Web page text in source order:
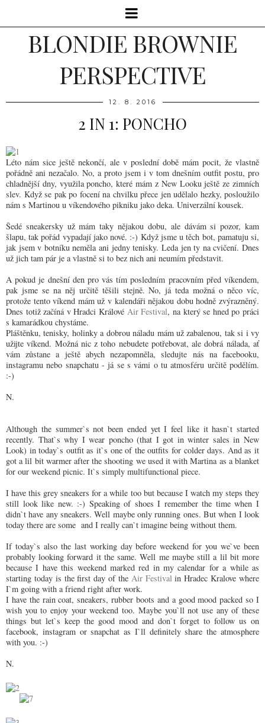
BLONDIE BROWNIE
PERSPECTIVE
12. 8. 2016
2 IN 1: PONCHO
Léto nám sice ještě nekončí, ale v poslední době mám pocit, že vlastně
pořádně ani nezačalo. No, a proto jsem i v tom dnešním outfit postu, pro
chladnější dny, využila poncho, které mám z New Looku ještě ze zimních
slev. Když se pak po focení na chvilku přece jen udělalo hezky, posloužilo
nám s Martinou u víkendového pikniku jako deka. Univerzální kousek.
Šedé sneakersky už mám taky nějakou dobu, ale dávám si pozor, kam
šlapu, tak pořád vypadají jako nové. :-) Když jsme u těch bot, pamatuju si,
jak jsem v botníku neměla ani jedny tenisky. Leda jen ty na cvičení. Dnes
už jich tam pár je a vlastně si to bez nich ani neumím představit.
A pokud je dnešní den pro vás tím posledním pracovním před víkendem,
pak jsme se na něj určitě těšili stejně. No, já teda možná o něco víc,
protože tento víkend mám už v kalendáři nějakou dobu hodně zvýrazněný.
Dnes totiž začíná v Hradci Králové Air Festival, na který se hned po práci
s kamarádkou chystáme.
Pláštěnku, tenisky, holinky a dobrou náladu mám už zabalenou, tak si i vy
užijte víkend. Možná nic z toho nebudete potřebovat, ale dobrá nálada, ať
vám zůstane a ještě abych nezapomněla, sledujte nás na facebooku,
instagramu nebo snapchatu - já se s vámi o tu atmosféru určitě podělím.
:-)
N.
Although the summer`s not been ended yet I feel like it hasn`t started
recently. That`s why I wear poncho (that I got in winter sales in New
Look) in today`s outfit as it`s one of the outfits for colder days. And as it
got a lil bit warmer after the shooting we used it with Martina as a blanket
for our weekend picnic. It`s simply multifunctional piece.
I have this grey sneakers for a while too but because I watch my steps they
still look like new. :-) Speaking of shoes I remember the time when I
didn`t have any sneakers. Well maybe only running ones. But when I look
today there are some and I really can`t imagine being without them.
If today`s also the last working day before weekend for you we`ve been
probably looking forward it the same. Well me maybe still a lil bit more
because I have this weekend marked red in my calendar for a while as
starting today is the first day of the Air Festivalin Hradec Kralove where
I`m going with a friend right after work.
I have the rain coat, sneakers, rubber boots and a good mood packed so I
wish you to enjoy your weekend too. Maybe you`ll not use any of these
things but let`s keep the good mood and don`t forget to follow us on
facebook, instagram or snapchat as I`ll definitely share the atmosphere
with you. :-)
N.